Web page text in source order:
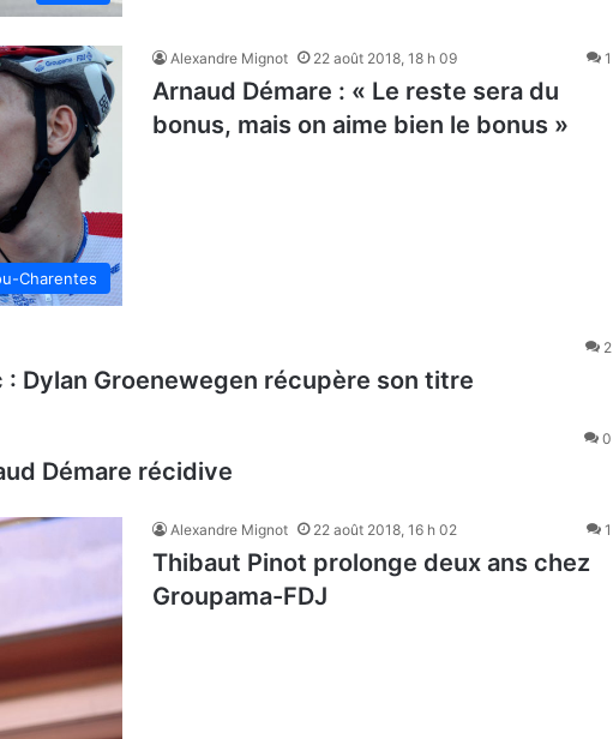
Charentes
Alexandre Mignot 22 août 2018, 18 h 09 1
Arnaud Démare : « Le reste sera du
bonus, mais on aime bien le bonus »
2
: Dylan Groenewegen récupère son titre
0
Démare récidive
Alexandre Mignot 22 août 2018, 16 h 02 1
Thibaut Pinot prolonge deux ans chez
Groupama-FDJ